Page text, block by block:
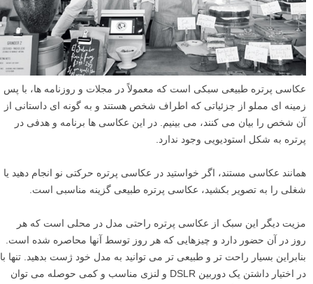
عکاسی پرتره طبیعی سبکی است که معمولاً در مجلات و روزنامه ها، با پس
زمینه ای مملو از جزئیاتی که اطراف شخص هستند و به گونه ای داستانی از
آن شخص را بیان می کنند، می بینیم. در این عکاسی ها برنامه و هدفی در
پرتره به شکل استودیویی وجود ندارد.
همانند عکاسی مستند، اگر خواستید در عکاسی پرتره حرکتی نو انجام دهید یا
شغلی را به تصویر بکشید، عکاسی پرتره طبیعی گزینه مناسبی است.
مزیت دیگر این سبک از عکاسی پرتره راحتی مدل در محلی است که هر
روز در آن حضور دارد و چیزهایی که هر روز توسط آنها محاصره شده است.
بنابراین بسیار راحت تر و طبیعی تر می توانید به مدل خود ژست بدهید. تنها با
در اختیار داشتن یک دوربین DSLR و لنزی مناسب و کمی حوصله می توان